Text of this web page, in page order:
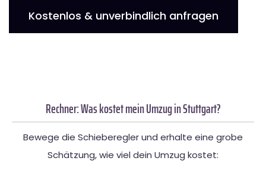
Kostenlos & unverbindlich anfragen
Rechner: Was kostet mein Umzug in Stuttgart?
Bewege die Schieberegler und erhalte eine grobe
Schätzung, wie viel dein Umzug kostet: